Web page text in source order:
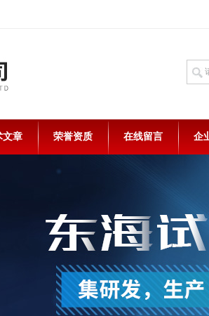
文章 荣誉资质 在线留言 企